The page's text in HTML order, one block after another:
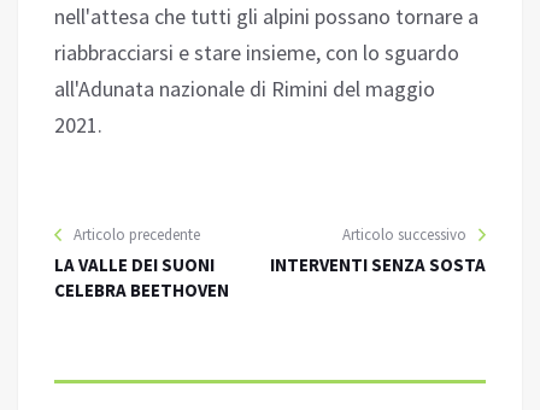
nell'attesa che tutti gli alpini possano tornare a
riabbracciarsi e stare insieme, con lo sguardo
all'Adunata nazionale di Rimini del maggio
2021.
Articolo precedente
LA VALLE DEI SUONI
CELEBRA BEETHOVEN
Articolo successivo
INTERVENTI SENZA SOSTA